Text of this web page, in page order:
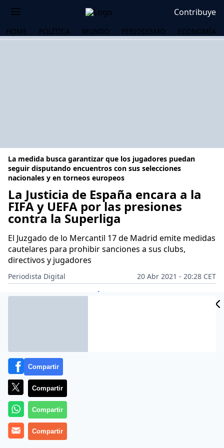
Contribuye
HOME POLÍTICA MUNDO PERIODISMO ECONOMÍA
La medida busca garantizar que los jugadores puedan
seguir disputando encuentros con sus selecciones
nacionales y en torneos europeos
La Justicia de España encara a la
FIFA y UEFA por las presiones
contra la Superliga
El Juzgado de lo Mercantil 17 de Madrid emite medidas
cautelares para prohibir sanciones a sus clubs,
directivos y jugadores
Periodista Digital
20 Abr 2021 - 20:28 CET
Archivado en: DEPORTES FÚTBOL
Compartir
Compartir
Compartir
Compartir